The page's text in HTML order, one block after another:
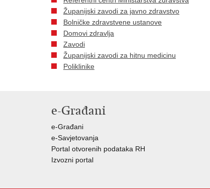
Županijski zavodi za javno zdravstvo
Bolničke zdravstvene ustanove
Domovi zdravlja
Zavodi
Županijski zavodi za hitnu medicinu
Poliklinike
e-Građani
e-Građani
e-Savjetovanja
Portal otvorenih podataka RH
Izvozni portal